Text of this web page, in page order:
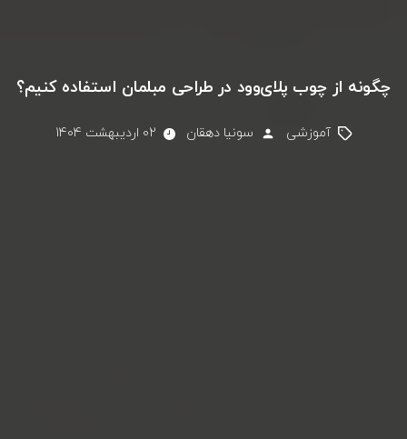
چگونه از چوب پلای‌وود در طراحی مبلمان استفاده کنیم؟
آموزشی سونیا دهقان 02 اردیبهشت 1404